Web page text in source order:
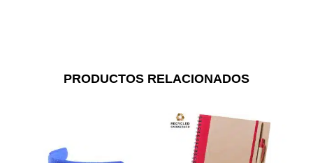
PRODUCTOS RELACIONADOS